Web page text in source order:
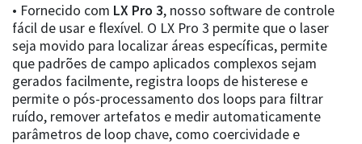
• Fornecido com LX Pro 3, nosso software de controle
fácil de usar e flexível. O LX Pro 3 permite que o laser
seja movido para localizar áreas específicas, permite
que padrões de campo aplicados complexos sejam
gerados facilmente, registra loops de histerese e
permite o pós-processamento dos loops para filtrar
ruído, remover artefatos e medir automaticamente
parâmetros de loop chave, como coercividade e